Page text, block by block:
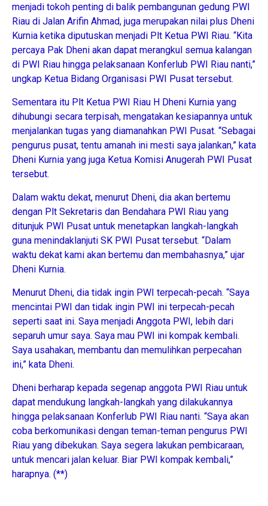
menjadi tokoh penting di balik pembangunan gedung PWI
Riau di Jalan Arifin Ahmad, juga merupakan nilai plus Dheni
Kurnia ketika diputuskan menjadi Plt Ketua PWI Riau. “Kita
percaya Pak Dheni akan dapat merangkul semua kalangan
di PWI Riau hingga pelaksanaan Konferlub PWI Riau nanti,”
ungkap Ketua Bidang Organisasi PWI Pusat tersebut.
Sementara itu Plt Ketua PWI Riau H Dheni Kurnia yang
dihubungi secara terpisah, mengatakan kesiapannya untuk
menjalankan tugas yang diamanahkan PWI Pusat. “Sebagai
pengurus pusat, tentu amanah ini mesti saya jalankan,” kata
Dheni Kurnia yang juga Ketua Komisi Anugerah PWI Pusat
tersebut.
Dalam waktu dekat, menurut Dheni, dia akan bertemu
dengan Plt Sekretaris dan Bendahara PWI Riau yang
ditunjuk PWI Pusat untuk menetapkan langkah-langkah
guna menindaklanjuti SK PWI Pusat tersebut. “Dalam
waktu dekat kami akan bertemu dan membahasnya,” ujar
Dheni Kurnia.
Menurut Dheni, dia tidak ingin PWI terpecah-pecah. “Saya
mencintai PWI dan tidak ingin PWI ini terpecah-pecah
seperti saat ini. Saya menjadi Anggota PWI, lebih dari
separuh umur saya. Saya mau PWI ini kompak kembali.
Saya usahakan, membantu dan memulihkan perpecahan
ini,” kata Dheni.
Dheni berharap kepada segenap anggota PWI Riau untuk
dapat mendukung langkah-langkah yang dilakukannya
hingga pelaksanaan Konferlub PWI Riau nanti. “Saya akan
coba berkomunikasi dengan teman-teman pengurus PWI
Riau yang dibekukan. Saya segera lakukan pembicaraan,
untuk mencari jalan keluar. Biar PWI kompak kembali,”
harapnya. (**)